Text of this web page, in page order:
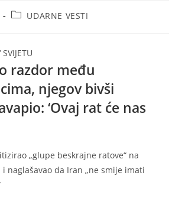
PostUDARNE VESTI
SVIJETU
razdor među
njegov bivši
‘Ovaj rat će nas
„glupe beskrajne ratove“ na
naglašavao da Iran „ne smije imati